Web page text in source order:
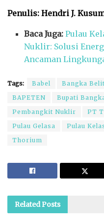
Penulis: Hendri J.
Baca Juga:Pulau
Nuklir: Solusi
Ancaman
Tags: Babel Bangka
BAPETEN
Bupati
Pembangkit Nuklir
PT
Pulau Gelasa
Pulau
Thorium
RelatedPosts